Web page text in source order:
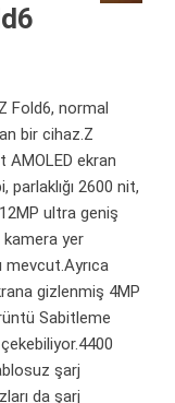
Fold6, normal
bir cihaz.Z
AMOLED ekran
parlaklığı 2600 nit,
ultra geniş
kamera yer
mevcut.Ayrıca
gizlenmiş 4MP
Sabitleme
şarj
da şarj